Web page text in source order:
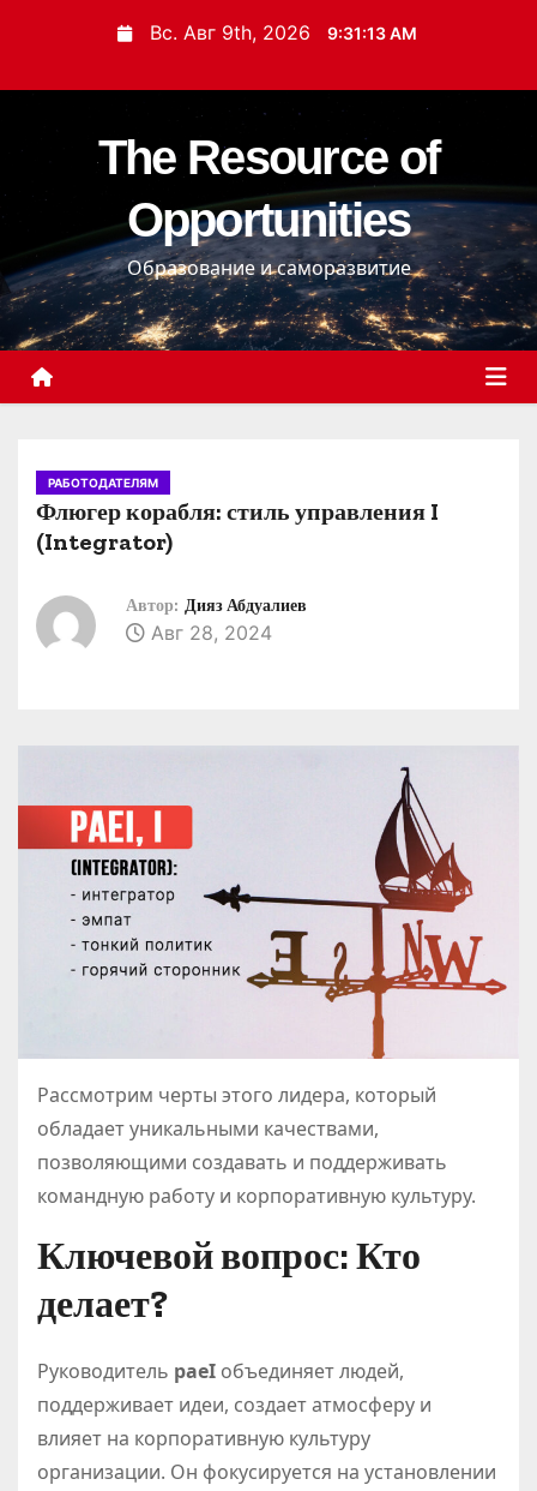
и
с
о
д
Вс. Авг 9th, 2026 9:31:14 AM
The Resource of
Opportunities
Образование и саморазвитие
РАБОТОДАТЕЛЯМ
Флюгер корабля: стиль управления I
(Integrator)
Автор: Дияз Абдуалиев
Авг 28, 2024
Рассмотрим черты этого лидера, который
обладает уникальными качествами,
позволяющими создавать и поддерживать
командную работу и корпоративную культуру.
Ключевой вопрос: Кто
делает?
Руководитель paeI объединяет людей,
поддерживает идеи, создает атмосферу и
влияет на корпоративную культуру
организации. Он фокусируется на установлении